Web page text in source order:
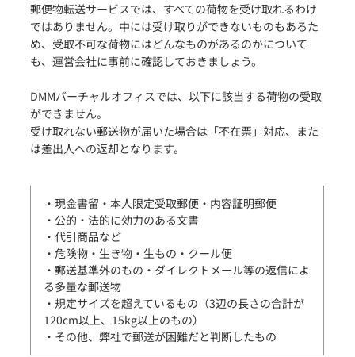
郵便物転送サービスでは、すべての荷物を受け取れるわけ
ではありません。中には受け取りができないものもあるた
め、受取不可な荷物にはどんなものがあるのかについて
も、運営会社に事前に確認しておきましょう。
DMMバーチャルオフィスでは、以下に該当する荷物の受取
ができません。
受け取れない郵送物が届いた場合は「不在票」対応、また
は差出人への返却となります。
・現金書留・本人限定受取郵便・内容証明郵便
・公的・法的に効力のある文書
・代引商品など
・危険物・生き物・生もの・クール便
・郵送基準外のもの・ダイレクトメール等の返信によ
る多量な郵送物
・規定サイズを超えているもの（3辺の長さの合計が
120cm以上、15kg以上のもの）
・その他、弊社で郵送が困難だと判断したもの